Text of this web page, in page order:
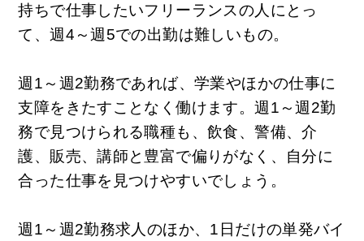
持ちで仕事したいフリーランスの人にとっ
て、週4～週5での出勤は難しいもの。
週1～週2勤務であれば、学業やほかの仕事に
支障をきたすことなく働けます。週1～週2勤
務で見つけられる職種も、飲食、警備、介
護、販売、講師と豊富で偏りがなく、自分に
合った仕事を見つけやすいでしょう。
週1～週2勤務求人のほか、1日だけの単発バイ